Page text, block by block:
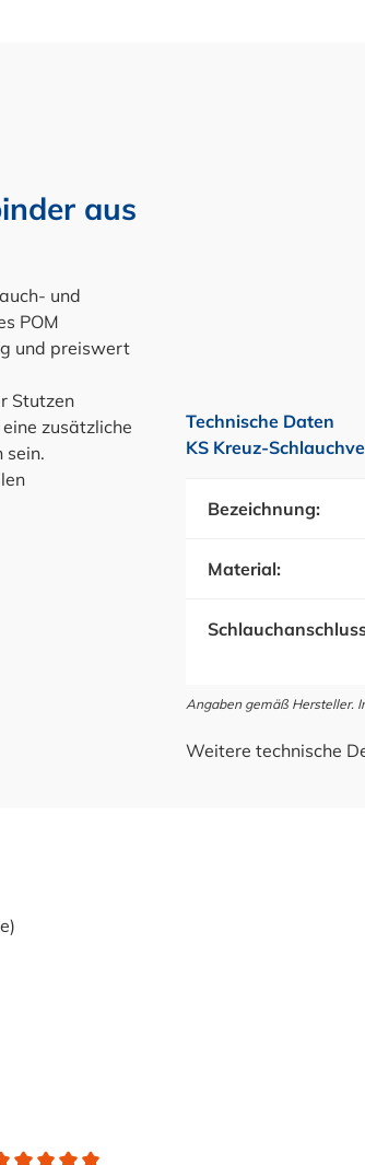
aus
und
POM
und preiswert
Stutzen
zusätzliche
sein.
Technische Daten
KS Kreuz-
Bezeichnung:
Material:
Angaben gemäß Hersteller.
Weitere technische